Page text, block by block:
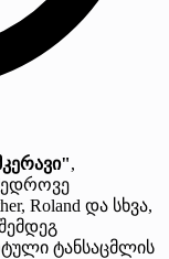
,
Roland და სხვა,
ტანსაცმლის